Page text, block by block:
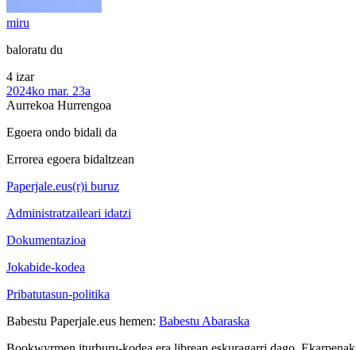
miru
baloratu du
4 izar
2024ko mar. 23a
Aurrekoa Hurrengoa
Egoera ondo bidali da
Errorea egoera bidaltzean
Paperjale.eus(r)i buruz
Administratzaileari idatzi
Dokumentazioa
Jokabide-kodea
Pribatutasun-politika
Babestu Paperjale.eus hemen: Babestu Abaraska